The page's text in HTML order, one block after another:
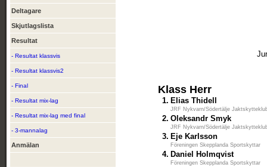
Deltagare
Skjutlagslista
Resultat
- Resultat klassvis
- Resultat klassvis2
- Final
- Resultat mix-lag
- Resultat mix-lag med final
- 3-mannalag
Anmälan
Klass Herr
1. Elias Thidell
JRF Nykvarn/Södertälje
2. Oleksandr Smyk
JRF Nykvarn/Södertälje
3. Eje Karlsson
Föreningen Skepplanda Sportskyttar
4. Daniel Holmqvist
Föreningen Skepplanda Sportskyttar